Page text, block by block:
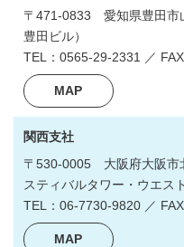
〒471-0833 愛知県豊田市
豊田ビル）
TEL：0565-29-2331 ／
MAP
関西支社
〒530-0005 大阪府大阪
スティバルタワー・ウエス
TEL：06‐7730‐9820 ／
MAP